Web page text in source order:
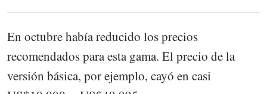
En octubre había reducido los precios
recomendados para esta gama. El precio de la
versión básica, por ejemplo, cayó en casi